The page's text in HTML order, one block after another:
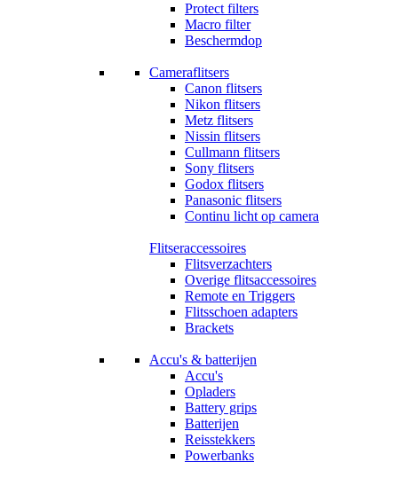
Protect filters
Macro filter
Beschermdop
Cameraflitsers
Canon flitsers
Nikon flitsers
Metz flitsers
Nissin flitsers
Cullmann flitsers
Sony flitsers
Godox flitsers
Panasonic flitsers
Continu licht op camera
Flitseraccessoires
Flitsverzachters
Overige flitsaccessoires
Remote en Triggers
Flitsschoen adapters
Brackets
Accu's & batterijen
Accu's
Opladers
Battery grips
Batterijen
Reisstekkers
Powerbanks